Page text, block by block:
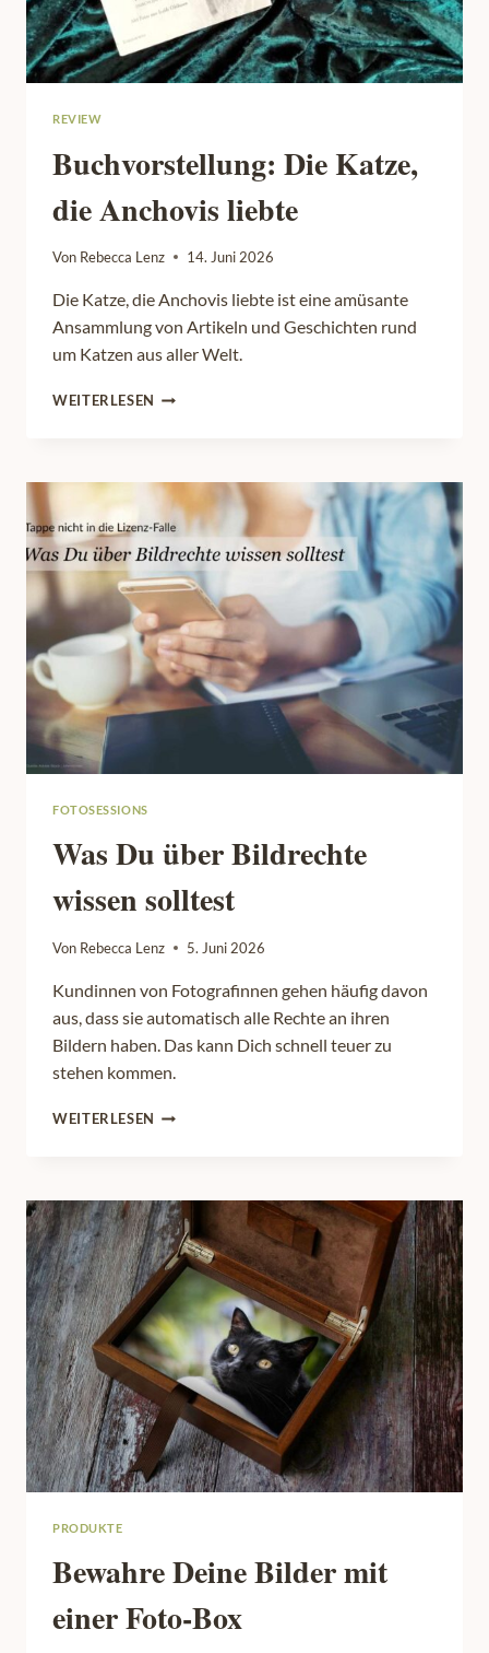
REVIEW
Buchvorstellung: Die Katze,
die Anchovis liebte
Von Rebecca Lenz 14. Juni 2026
Die Katze, die Anchovis liebte ist eine amüsante
Ansammlung von Artikeln und Geschichten rund
um Katzen aus aller Welt.
WEITERLESEN BUCHVORSTELLUNG:
ANCHOVIS
LIEBTE
FOTOSESSIONS
Was Du über Bildrechte
wissen solltest
Von Rebecca Lenz 5. Juni 2026
Kundinnen von Fotografinnen gehen häufig davon
aus, dass sie automatisch alle Rechte an ihren
Bildern haben. Das kann Dich schnell teuer zu
stehen kommen.
WEITERLESEN WAS
WISSEN
SOLLTEST
PRODUKTE
Bewahre Deine Bilder mit
einer Foto-Box